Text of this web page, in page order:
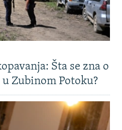
Šta se zna o
Zubinom Potoku?